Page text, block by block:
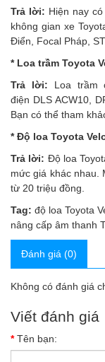
Trả lời: Hiện nay
không gian xe
Điển, Focal Pháp,
* Loa trầm Toyota
Trả lời: Loa trầm
điện DLS ACW10,
Bạn có thể tham
* Độ loa Toyota
Trả lời: Độ loa
mức giá khác nhau.
từ 20 triệu đồng.
Tag: độ loa Toyota
nâng cấp âm thanh
Đánh giá (0)
Không có đánh giá
Viết đánh giá
Tên bạn: